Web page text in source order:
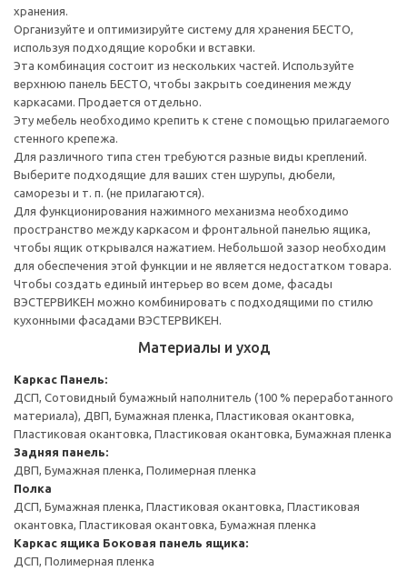
хранения.
Организуйте и оптимизируйте систему для хранения БЕСТО,
используя подходящие коробки и вставки.
Эта комбинация состоит из нескольких частей. Используйте
верхнюю панель БЕСТО, чтобы закрыть соединения между
каркасами. Продается отдельно.
Эту мебель необходимо крепить к стене с помощью прилагаемого
стенного крепежа.
Для различного типа стен требуются разные виды креплений.
Выберите подходящие для ваших стен шурупы, дюбели,
саморезы и т. п. (не прилагаются).
Для функционирования нажимного механизма необходимо
пространство между каркасом и фронтальной панелью ящика,
чтобы ящик открывался нажатием. Небольшой зазор необходим
для обеспечения этой функции и не является недостатком товара.
Чтобы создать единый интерьер во всем доме, фасады
ВЭСТЕРВИКЕН можно комбинировать с подходящими по стилю
кухонными фасадами ВЭСТЕРВИКЕН.
Материалы и уход
Каркас Панель:
ДСП, Сотовидный бумажный наполнитель (100 % переработанного
материала), ДВП, Бумажная пленка, Пластиковая окантовка,
Пластиковая окантовка, Пластиковая окантовка, Бумажная пленка
Задняя панель:
ДВП, Бумажная пленка, Полимерная пленка
Полка
ДСП, Бумажная пленка, Пластиковая окантовка, Пластиковая
окантовка, Пластиковая окантовка, Бумажная пленка
Каркас ящика Боковая панель ящика:
ДСП, Полимерная пленка